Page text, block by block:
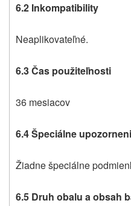
6.2 Inkompatibility
Neaplikovateľné.
6.3 Čas použiteľnosti
36 mesiacov
6.4 Špeciálne
Žiadne špeciálne
6.5 Druh obalu a obsah